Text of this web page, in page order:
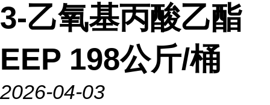
3-乙氧基丙酸乙酯
EEP 198公斤/桶
2026-04-03